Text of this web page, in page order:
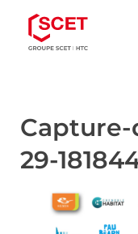
Capture-
29-